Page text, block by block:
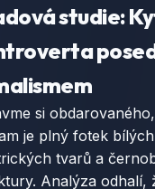
studie:
si
je plný fotek
tvarů a
Analýza odhalí,